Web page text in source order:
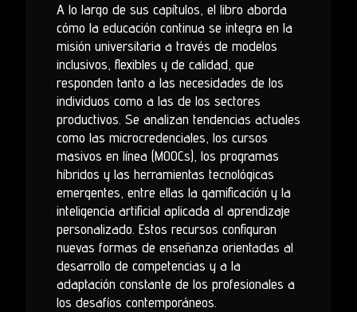
A lo largo de sus capítulos, el libro aborda
cómo la educación continua se integra en la
misión universitaria a través de modelos
inclusivos, flexibles y de calidad, que
responden tanto a las necesidades de los
individuos como a las de los sectores
productivos. Se analizan tendencias actuales
como las microcredenciales, los cursos
masivos en línea (MOOCs), los programas
híbridos y las herramientas tecnológicas
emergentes, entre ellas la gamificación y la
inteligencia artificial aplicada al aprendizaje
personalizado. Estos recursos configuran
nuevas formas de enseñanza orientadas al
desarrollo de competencias y a la
adaptación constante de los profesionales a
los desafíos contemporáneos.